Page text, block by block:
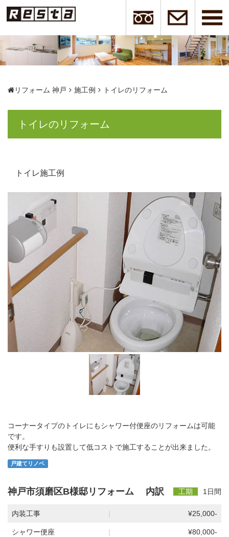
リフォーム 神戸 施工例 トイレのリフォーム
トイレのリフォーム
トイレ施工例
コーナータイプのトイレにもシャワー付便座のリフォームは可能
です。
便利な手すりも設置して低コストで施工することが出来ました。
戸建てリノベ
神戸市須磨区B様邸リフォーム 内訳 工期 1日間
内装工事 ¥25,000-
シャワー便座 | ¥80,000-